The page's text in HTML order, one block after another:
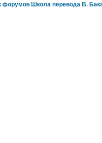
форумов Школа перевода В.